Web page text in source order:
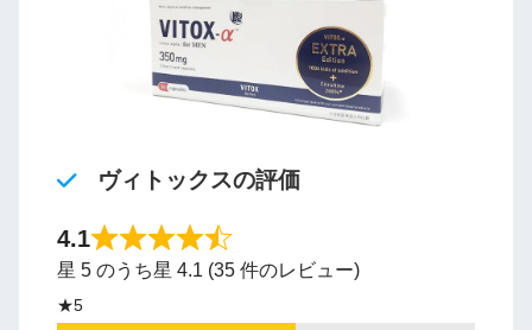
ヴィトックスの評価
4.1
星 5 のうち星 4.1 (35 件のレビュー)
★5